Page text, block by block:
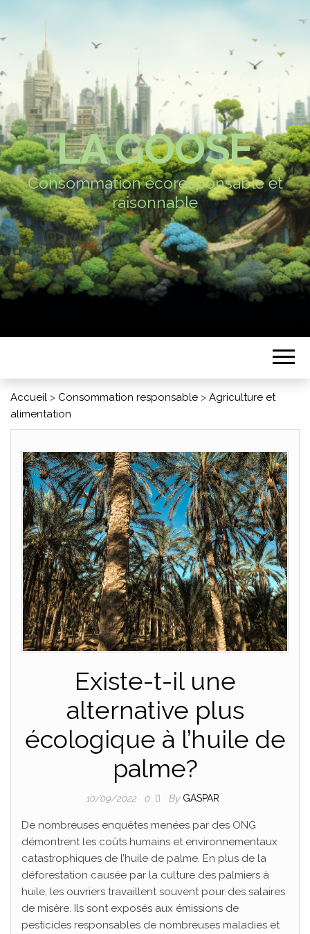
LA GOOSE
Consommation écoresponsable et
raisonnable
Accueil > Consommation responsable > Agriculture et
alimentation
Existe-t-il une
alternative plus
écologique à l’huile de
palme?
10/09/2022 0 By GASPAR
De nombreuses enquêtes menées par des ONG
démontrent les coûts humains et environnementaux
catastrophiques de l’huile de palme. En plus de la
déforestation causée par la culture des palmiers à
huile, les ouvriers travaillent souvent pour des salaires
de misère. Ils sont exposés aux émissions de
pesticides responsables de nombreuses maladies et